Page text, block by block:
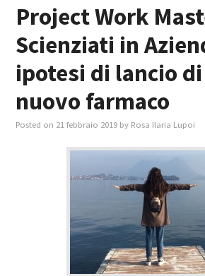
MASTER IN FOOD & BEVERAGE
GIURISTI IN AZIENDA
TUTTI
Project Work
Scienziati in
ipotesi di lancio
nuovo farmaco
Posted on 21 febbraio 2019 by Rosa Ilaria Lupoi